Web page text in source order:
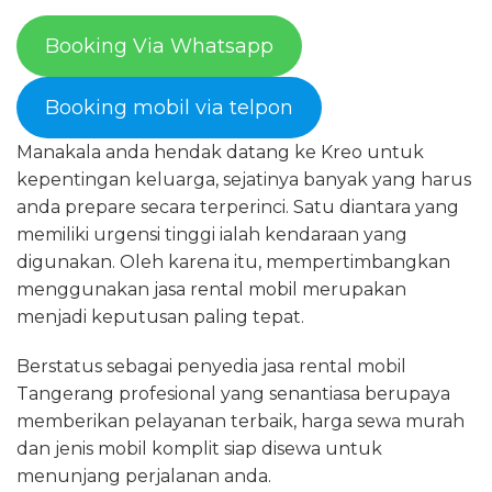
Booking Via Whatsapp
Booking mobil via telpon
Manakala anda hendak datang ke Kreo untuk
kepentingan keluarga, sejatinya banyak yang harus
anda prepare secara terperinci. Satu diantara yang
memiliki urgensi tinggi ialah kendaraan yang
digunakan. Oleh karena itu, mempertimbangkan
menggunakan jasa rental mobil merupakan
menjadi keputusan paling tepat.
Berstatus sebagai penyedia jasa rental mobil
Tangerang profesional yang senantiasa berupaya
memberikan pelayanan terbaik, harga sewa murah
dan jenis mobil komplit siap disewa untuk
menunjang perjalanan anda.